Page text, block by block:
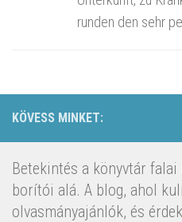
runden den sehr
KÖVESS MINKET:
Betekintés a könyvtár falai
borítói alá. A blog, ahol
olvasmányajánlók, és